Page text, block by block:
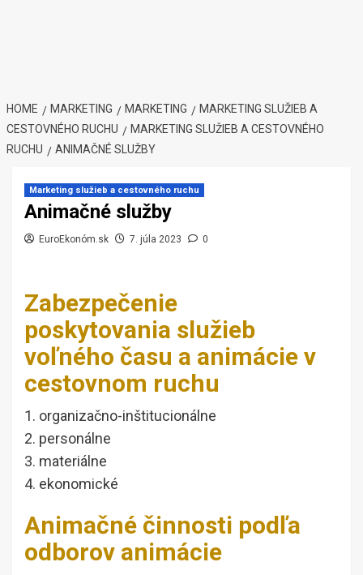
HOME MARKETING MARKETING
MARKETING SLUŽIEB A
CESTOVNÉHO RUCHU
MARKETING SLUŽIEB A CESTOVNÉHO
RUCHU
ANIMAČNÉ SLUŽBY
Marketing služieb a cestovného ruchu
Animačné služby
EuroEkonóm.sk 7. júla 2023 0
Zabezpečenie
poskytovania služieb
voľného času a animácie v
cestovnom ruchu
1. organizačno-inštitucionálne
2. personálne
3. materiálne
4. ekonomické
Animačné činnosti podľa
odborov animácie